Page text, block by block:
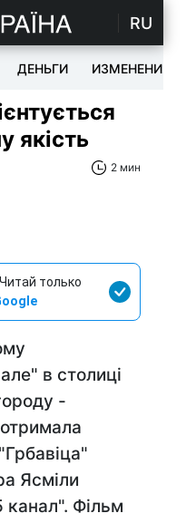
RU
ДЕНЬГИ ИЗМЕНЕНИЯ
якість
2 мин
только
в столиці
-
Ясміли
канал". Фільм